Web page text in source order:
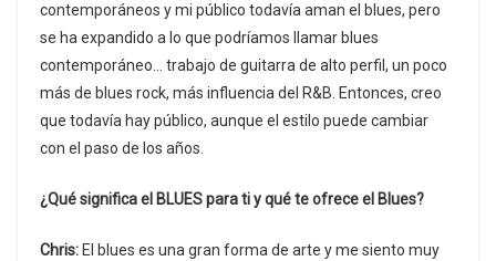
contemporáneos y mi público todavía aman el blues, pero
se ha expandido a lo que podríamos llamar blues
contemporáneo… trabajo de guitarra de alto perfil, un poco
más de blues rock, más influencia del R&B. Entonces, creo
que todavía hay público, aunque el estilo puede cambiar
con el paso de los años.
¿Qué significa el BLUES para ti y qué te ofrece el Blues?
Chris: El blues es una gran forma de arte y me siento muy